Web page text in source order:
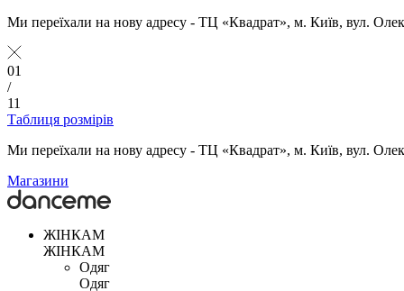
Ми переїхали на нову адресу - ТЦ «Квадрат», м. Київ, вул.
01
/
11
Таблиця розмірів
Ми переїхали на нову адресу - ТЦ «Квадрат», м. Київ, вул.
Магазини
ЖІНКАМ
ЖІНКАМ
Одяг
Одяг